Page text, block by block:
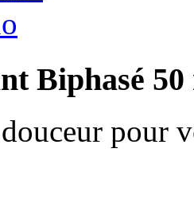
Biphasé 50
pour